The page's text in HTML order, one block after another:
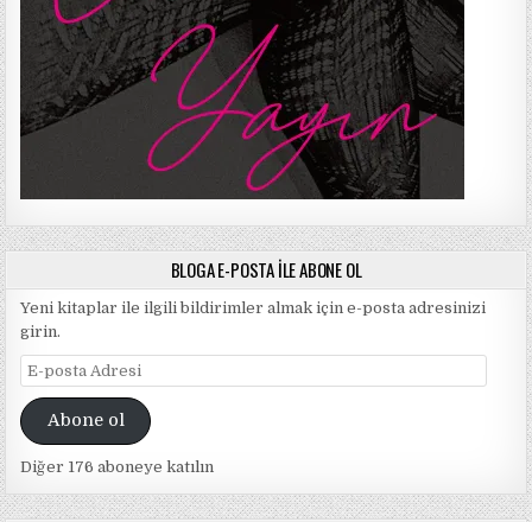
BLOGA E-POSTA ILE ABONE OL
Yeni kitaplar ile ilgili bildirimler almak için e-posta adresinizi
girin.
E-
posta
AdresiAbone ol
Diğer 176 aboneye katılın